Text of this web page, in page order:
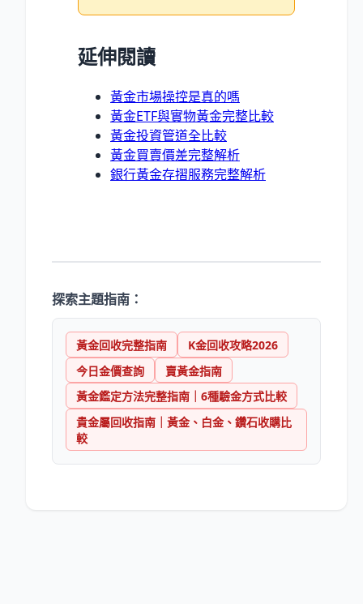
延伸閱讀
黃金市場操控是真的嗎
黃金ETF與實物黃金完整比較
黃金投資管道全比較
黃金買賣價差完整解析
銀行黃金存摺服務完整解析
探索主題指南：
黃金回收完整指南
K金回收攻略2026
今日金價查詢
賣黃金指南
黃金鑑定方法完整指南｜6種驗金方式比較
貴金屬回收指南｜黃金、白金、鑽石收購比
較